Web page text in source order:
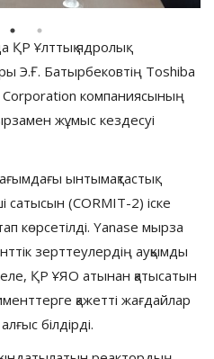
ҚР Ұлттық ядролық
Э.Ғ. Батырбековтің Toshiba
компаниясының
жұмыс кездесуі
ынтымақтастық
сатысын (CORMIT-2) іске
көрсетілді. Yanase мырза
зерттеулердің ауқымды
ҚР ҰЯО атынан қатысатын
қажетті жағдайлар
білдірді.